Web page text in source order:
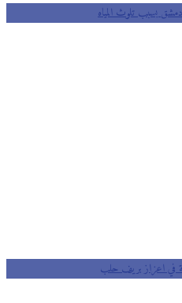
بسبب تلوث المياه
في اعزاز بريف حلب